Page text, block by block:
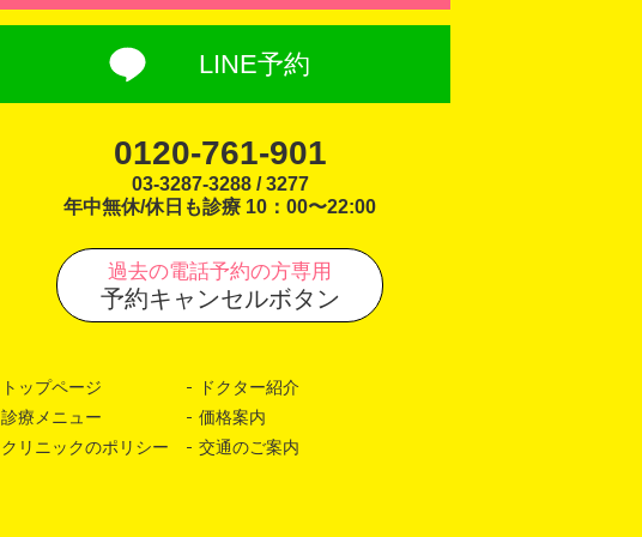
LINE予約
0120-761-901
03-3287-3288 / 3277
年中無休/休日も診療 10：00〜22:00
過去の電話予約の方専用
予約キャンセルボタン
トップページ
ドクター紹介
診療メニュー
価格案内
クリニックのポリシー
交通のご案内